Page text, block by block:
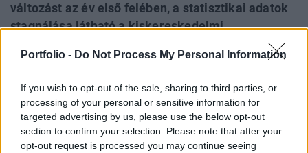
Portfolio - Do Not Process My Personal Information
If you wish to opt-out of the sale, sharing to third parties, or
processing of your personal or sensitive information for
targeted advertising by us, please use the below opt-out
section to confirm your selection. Please note that after your
opt-out request is processed you may continue seeing
változást az év első felében, a statisztikai adatok
stagnálása látható a kiskereskedelmi
viszonyítva. Nem érződött semmilyen pozitív
tűnik, hogy a kilábalás a jelenlegi helyzetből egy
elhúzódó folyamat lesz.
"A piaci szereplők alkalmazkodtak a helyzethez, és várják